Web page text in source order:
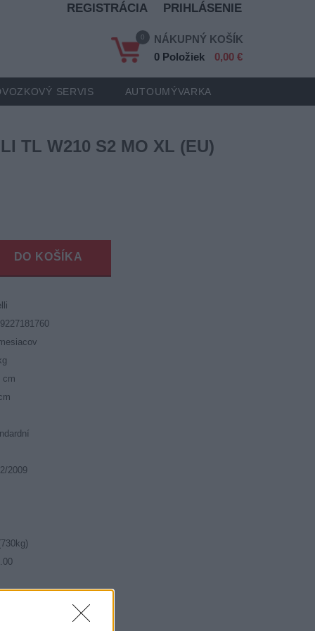
TL W210 S2 MO XL (EU)
DO KOŠÍKA
cm
2009
REGISTRÁCIA PRIHLÁSENIE
0
NÁKUPNÝ KOŠÍK
0 Položiek
0,00 €
SERVIS AUTOUMÝVARKA